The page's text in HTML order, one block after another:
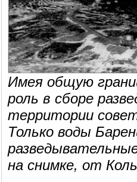
Имея общую
роль в сборе
территории
Только воды
на снимке, от